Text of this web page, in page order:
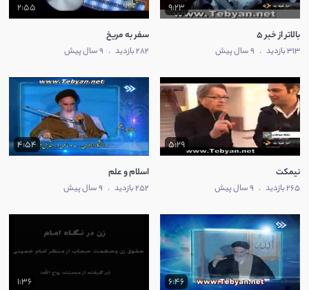
9:23
بالاتر از خبر 5
313 بازدید . 9 سال پیش
2:55
سفر به مریخ
282 بازدید . 9 سال پیش
5:29
نیمکت
265 بازدید . 9 سال پیش
4:54
اسلام و علم
252 بازدید . 9 سال پیش
6:46
1:36